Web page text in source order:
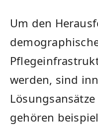
Um den
werden, sind
gehören